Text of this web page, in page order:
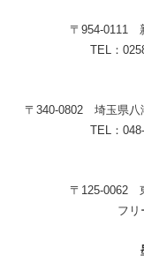
〒954-0111
TEL：
〒340-0802 埼玉県八
TEL：
〒125-0062
フリ